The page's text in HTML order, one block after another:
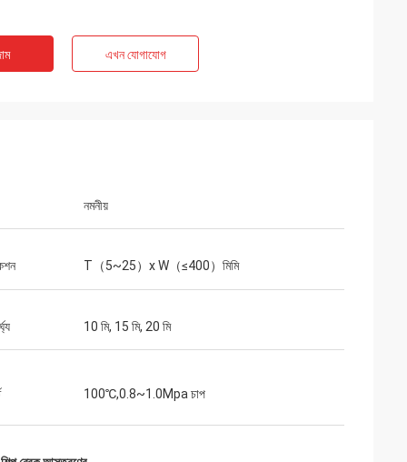
এখন যোগাযোগ
নমনীয়
T（5~25）x W（≤400）মিমি
10 মি, 15 মি, 20 মি
100℃,0.8~1.0Mpa চাপ